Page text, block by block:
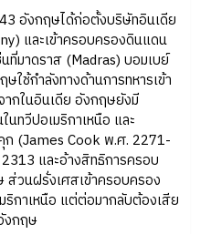
อังกฤษได้ก่อตั้งบริษัทอินเดีย
และเข้าครอบครองดินแดน
ที่มาดราส (Madras) บอมเบย์
ช้กำลังทางด้านการทหารเข้า
กในอินเดีย อังกฤษยังมี
ทวีปอเมริกาเหนือ และ
ก (James Cook พ.ศ. 2271-
และอ้างสิทธิการครอบ
วนฝรั่งเศสเข้าครอบครอง
กาเหนือ แต่ต่อมากลับต้องเสีย
งกฤษ